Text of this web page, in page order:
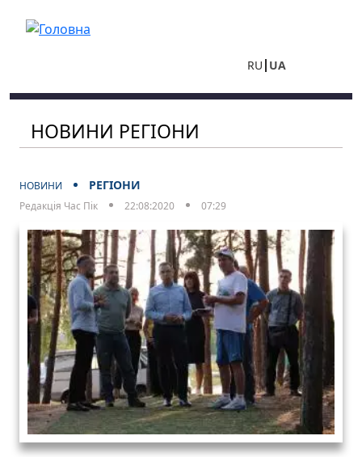
RU UA
НОВИНИ РЕГІОНИ
НОВИНИ РЕГІОНИ
Редакція Час Пік 22:08:2020 07:29